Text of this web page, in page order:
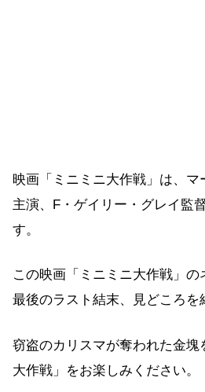
映画「ミニミニ大作戦」は、
主演、F・ゲイリー・グレイ監
す。
この映画「ミニミニ大作戦」
最後のラスト結末、見どころを
窃盗のカリスマが奪われた金塊
大作戦」をお楽しみください。